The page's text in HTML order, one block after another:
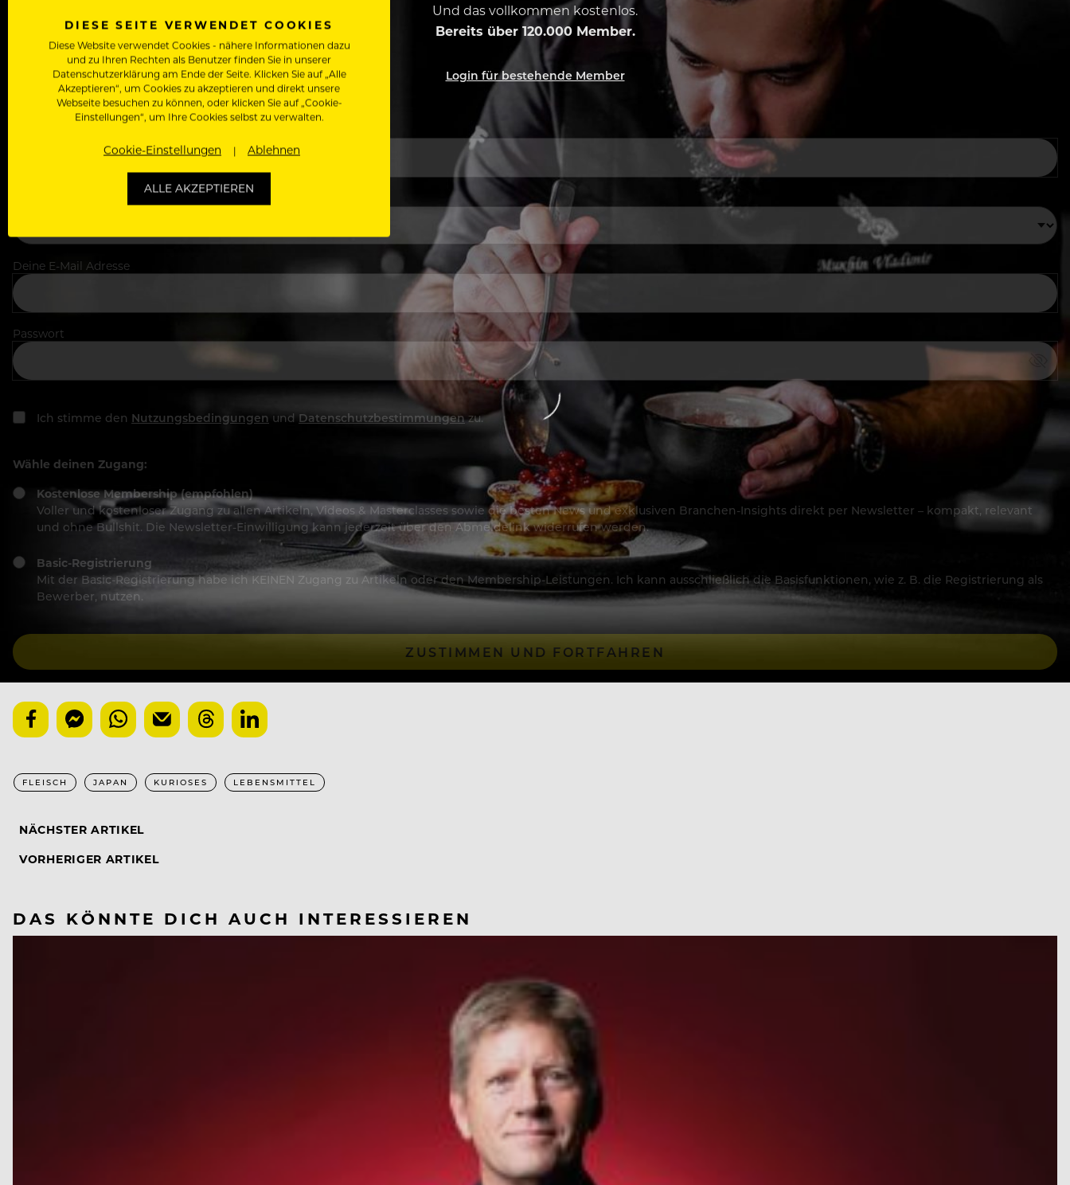
Und das vollkommen kostenlos.
Bereits über 120.000 Member.
Login für bestehende Member
In welchem Bereich arbeitest du
Deine E-Mail Adresse
Passwort
Ich stimme den Nutzungsbedingungen und Datenschutzbestimmungenzu.
Wähle deinen Zugang:
Kostenlose Membership (empfohlen)
Voller und kostenloser Zugang zu allen Artikeln, Videos & Masterclasses sowie die besten News und exklusiven Branchen-Insights direkt per Newsletter – kompakt, relevant
und ohne Bullshit. Die Newsletter-Einwilligung kann jederzeit über den Abmeldelink widerrufen werden.
Basic-Registrierung
Mit der Basic-Registrierung habe ich KEINEN Zugang zu Artikeln oder den Membership-Leistungen. Ich kann ausschließlich die Basisfunktionen, wie z. B. die Registrierung als
Bewerber, nutzen.
ZUSTIMMEN UND FORTFAHREN
FLEISCH JAPAN KURIOSES LEBENSMITTEL
NÄCHSTER ARTIKEL
VORHERIGER ARTIKEL
DAS KÖNNTE DICH AUCH INTERESSIEREN
DIESE SEITE VERWENDET COOKIES
Diese Website verwendet Cookies - nähere Informationen dazu
und zu Ihren Rechten als Benutzer finden Sie in unserer
Datenschutzerklärung am Ende der Seite. Klicken Sie auf „Alle
Akzeptieren“, um Cookies zu akzeptieren und direkt unsere
Webseite besuchen zu können, oder klicken Sie auf „Cookie-
Einstellungen“, um Ihre Cookies selbst zu verwalten.
Cookie-Einstellungen Ablehnen
ALLE AKZEPTIEREN